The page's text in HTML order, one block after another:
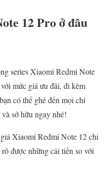
12 Pro ở đâu
series Xiaomi Redmi Note
mức giá ưu đãi, đi kèm
có thể ghé đến mọi chi
sở hữu ngay nhé!
Xiaomi Redmi Note 12 chi
được những cải tiến so với